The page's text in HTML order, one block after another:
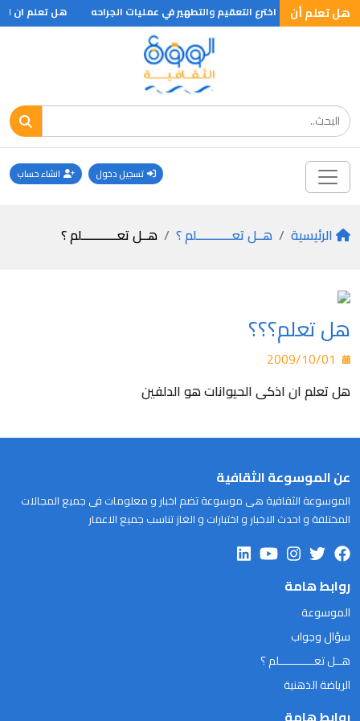
هل تعلم أن
هو الذي اخترع التعقيم والتطهير في عمليات الجراحه هل تعلم ان
تسجيل دخول انشاء حساب
الرئيسية هــل تعـــــــــــلم ؟ هــل تعـــــــــــلم ؟
هل تعلم؟؟؟
هل تعلم ان اذكى الحيوانات هو الدلفين
عن الموسوعة الثقافية
الموسوعة الثقافية هى موسوعة تضم اخبار و معلومات فى جميع المجالات
المختلفة و احدث الاخبار و اختبارات و الغاز تناسب جميع الاعمار
روابط هامة
الموسوعة
سؤال وجواب
هــل تعـــــــــــلم ؟
الرياضة الذهنية